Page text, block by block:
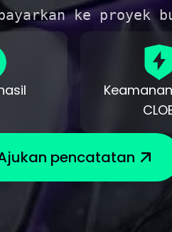
ke proyek
pencatatan